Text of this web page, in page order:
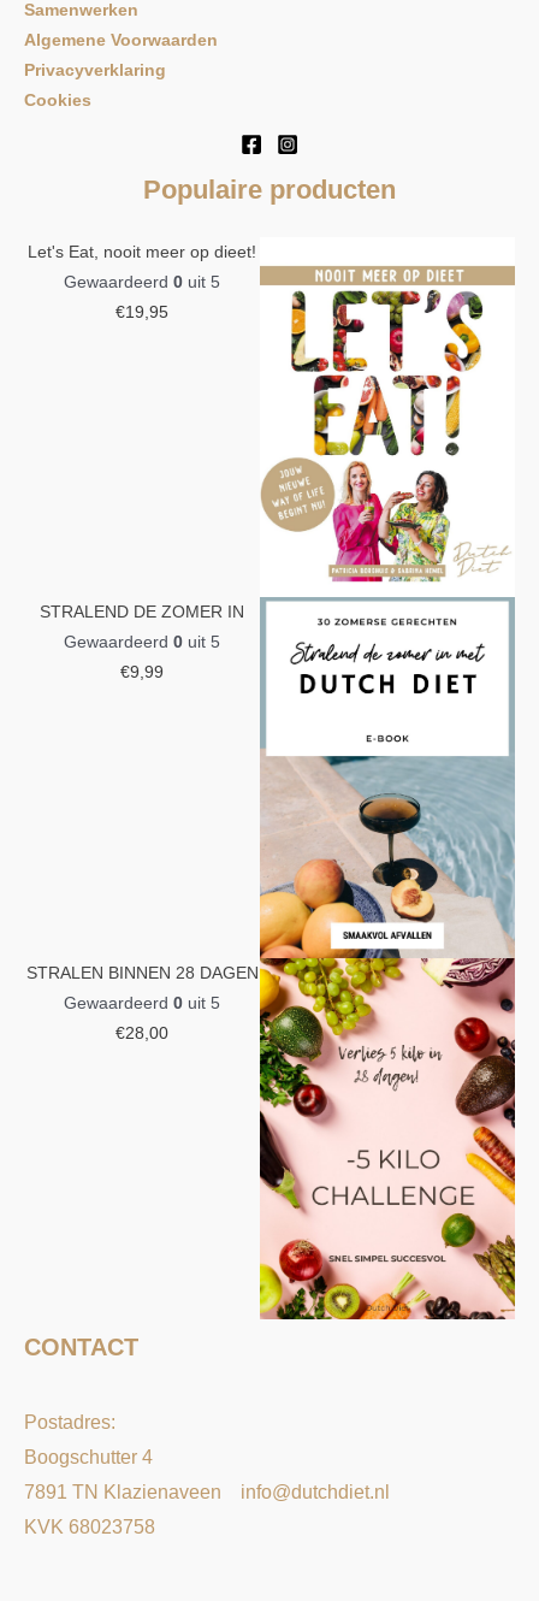
Samenwerken
Algemene Voorwaarden
Privacyverklaring
Cookies
Populaire producten
Let's Eat, nooit meer op dieet!
Gewaardeerd 0 uit 5
€19,95
STRALEND DE ZOMER IN
Gewaardeerd 0 uit 5
€9,99
STRALEN BINNEN 28 DAGEN
Gewaardeerd 0 uit 5
€28,00
CONTACT
Postadres:
Boogschutter 4
7891 TN Klazienaveen info@dutchdiet.nl
KVK 68023758